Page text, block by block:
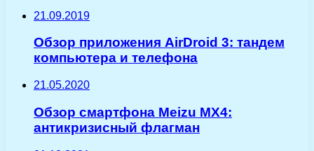
21.09.2019
Обзор приложения AirDroid 3: тандем
компьютера и телефона
21.05.2020
Обзор смартфона Meizu MX4:
антикризисный флагман